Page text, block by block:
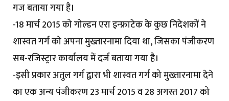
गज बताया गया है।
-18 मार्च 2015 को गोल्डन एरा इन्फ्राटेक के कुछ निदेशकों ने
शास्वत गर्ग को अपना मुख्तारनामा दिया था, जिसका पंजीकरण
सब-रजिस्ट्रार कार्यालय में दर्ज बताया गया है।
-इसी प्रकार अतुल गर्ग द्वारा भी शास्वत गर्ग को मुख्तारनामा देने
का एक अन्य पंजीकरण 23 मार्च 2015 व 28 अगस्त 2017 को